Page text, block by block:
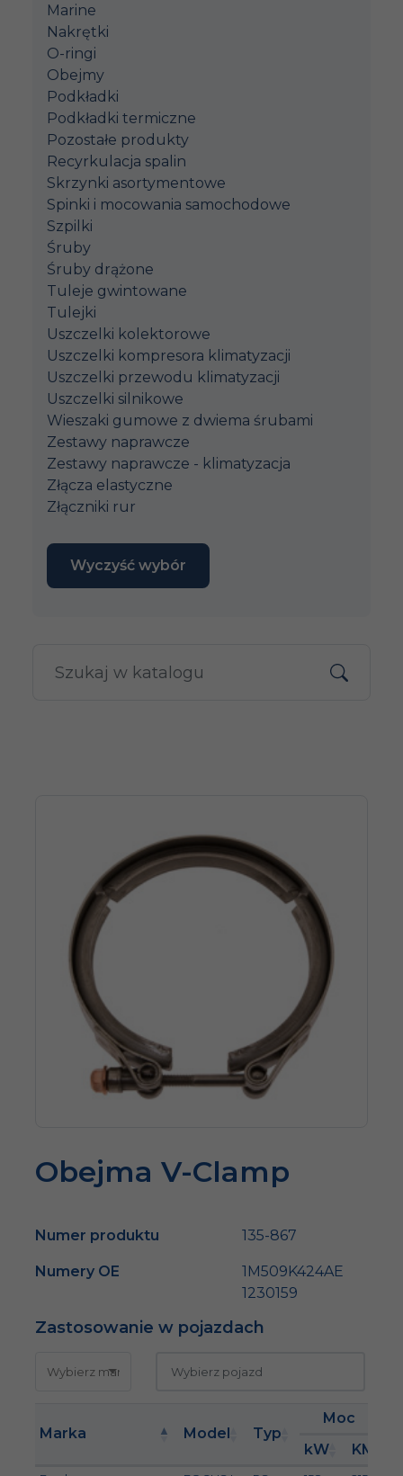
Marine
Nakrętki
O-ringi
Obejmy
Podkładki
Podkładki termiczne
Pozostałe produkty
Recyrkulacja spalin
Skrzynki asortymentowe
Spinki i mocowania samochodowe
Szpilki
Śruby
Śruby drążone
Tuleje gwintowane
Tulejki
Uszczelki kolektorowe
Uszczelki kompresora klimatyzacji
Uszczelki przewodu klimatyzacji
Uszczelki silnikowe
Wieszaki gumowe z dwiema śrubami
Zestawy naprawcze
Zestawy naprawcze - klimatyzacja
Złącza elastyczne
Złączniki rur
Wyczyść wybór
Obejma V-Clamp
Numer produktu 135-867
Numery OE
1M509K424AE
1230159
Zastosowanie w pojazdach
Marka Model Typ
Moc
kW
KM